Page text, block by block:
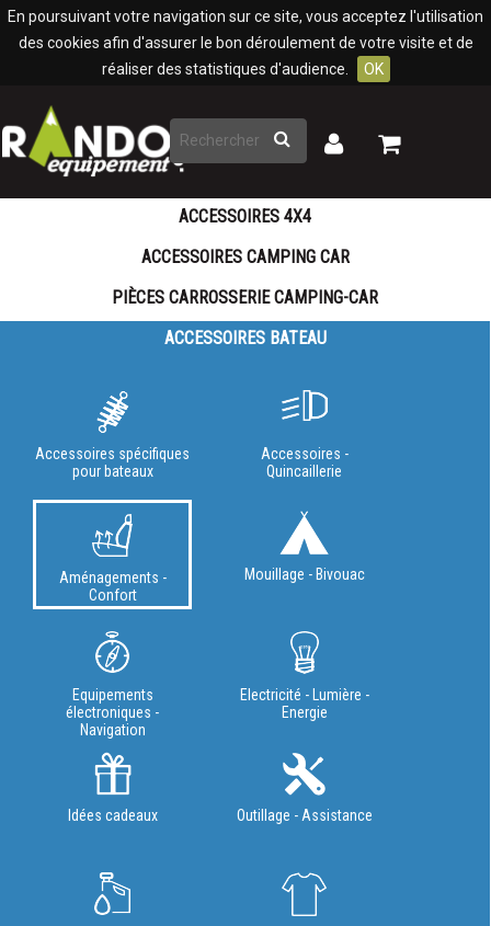
En poursuivant votre navigation sur ce site, vous acceptez l'utilisation
des cookies afin d'assurer le bon déroulement de votre visite et de
réaliser des statistiques d'audience.
OK
Rechercher
Mon
Mon
ACCESSOIRES 4X4
ACCESSOIRES CAMPING CAR
PIÈCES CARROSSERIE CAMPING-CAR
ACCESSOIRES BATEAU
Accessoires spécifiques
pour bateaux
Accessoires -
Quincaillerie
Aménagements -
Confort
Mouillage - Bivouac
Equipements
électroniques -
Navigation
Electricité - Lumière -
Energie
Idées cadeaux Outillage - Assistance
Panneau de gestion des cookies